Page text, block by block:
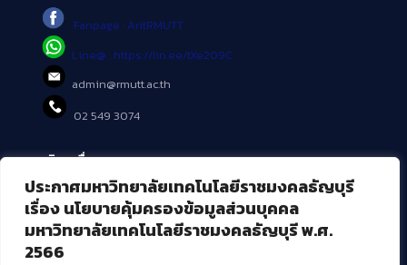
ประกาศมหาวิทยาลัยเทคโนโลยีราชมงคลธัญบุรี
เรื่อง นโยบายคุ้มครองข้อมูลส่วนบุคคล
มหาวิทยาลัยเทคโนโลยีราชมงคลธัญบุรี พ.ศ.
2566
Fanpage : AritRMUTT
Line@ : https://lin.ee/tXe209C
admin@rmutt.ac.th
02 549 3074
บริการอื่นๆ ของ สวส.
ศูนย์สื่อดิจิทัล
ศูนย์นวัตกรรมและความรู้
ศูนย์พัฒนาและบริการนวัตกรรมดิจิทัล
สมัยใหม่ (MoSeC)